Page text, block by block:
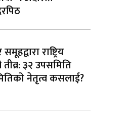
राष्ट्रिय
३२ उपसमिति
नेतृत्व कसलाई?